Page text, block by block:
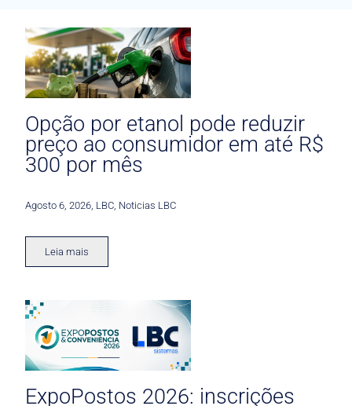
Opção por etanol pode reduzir
preço ao consumidor em até R$
300 por mês
Agosto 6, 2026 LBC Noticias LBC
Leia mais
ExpoPostos 2026: inscrições